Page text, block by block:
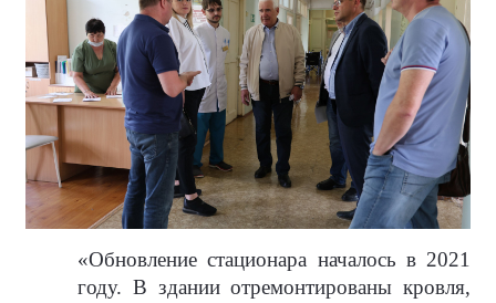
«Обновление стационара началось в 2021
году. В здании отремонтированы кровля,